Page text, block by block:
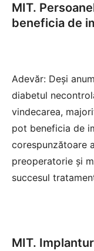
MIT.
beneficia de
Adevăr: Deși
diabetul
vindecarea,
pot beneficia de
corespunzătoare
preoperatorie și
succesul
MIT.